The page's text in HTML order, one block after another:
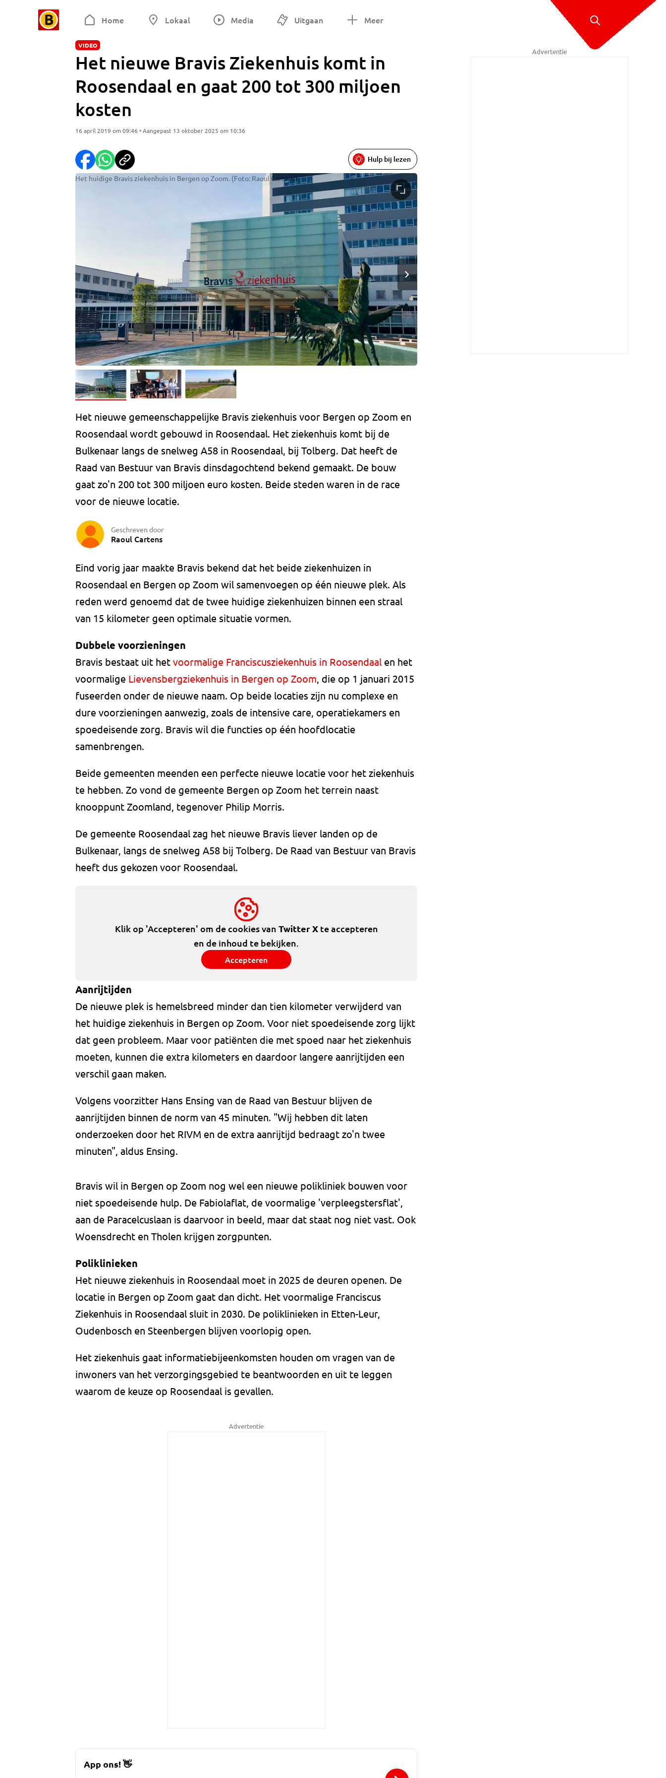
Home Lokaal Media Uitgaan Meer
VIDEO
Het nieuwe Bravis Ziekenhuis komt in
Roosendaal en gaat 200 tot 300 miljoen
kosten
16 april 2019 om 09:46 • Aangepast 13 oktober 2025 om 10:36
Het huidige Bravis ziekenhuis in Bergen op Zoom. (Foto: Raoul Cartens)
Hulp bij lezen
Het nieuwe gemeenschappelijke Bravis ziekenhuis voor Bergen op Zoom en
Roosendaal wordt gebouwd in Roosendaal. Het ziekenhuis komt bij de
Bulkenaar langs de snelweg A58 in Roosendaal, bij Tolberg. Dat heeft de
Raad van Bestuur van Bravis dinsdagochtend bekend gemaakt. De bouw
gaat zo'n 200 tot 300 miljoen euro kosten. Beide steden waren in de race
voor de nieuwe locatie.
Geschreven door
Raoul Cartens
Eind vorig jaar maakte Bravis bekend dat het beide ziekenhuizen in
Roosendaal en Bergen op Zoom wil samenvoegen op één nieuwe plek. Als
reden werd genoemd dat de twee huidige ziekenhuizen binnen een straal
van 15 kilometer geen optimale situatie vormen.
Dubbele voorzieningen
Bravis bestaat uit het voormalige Franciscusziekenhuis in Roosendaal en het
voormalige Lievensbergziekenhuis in Bergen op Zoom, die op 1 januari 2015
fuseerden onder de nieuwe naam. Op beide locaties zijn nu complexe en
dure voorzieningen aanwezig, zoals de intensive care, operatiekamers en
spoedeisende zorg. Bravis wil die functies op één hoofdlocatie
samenbrengen.
Beide gemeenten meenden een perfecte nieuwe locatie voor het ziekenhuis
te hebben. Zo vond de gemeente Bergen op Zoom het terrein naast
knooppunt Zoomland, tegenover Philip Morris.
De gemeente Roosendaal zag het nieuwe Bravis liever landen op de
Bulkenaar, langs de snelweg A58 bij Tolberg. De Raad van Bestuur van Bravis
heeft dus gekozen voor Roosendaal.
Klik op 'Accepteren' om de cookies van Twitter Xte accepteren
en de inhoud te bekijken.
Accepteren
Aanrijtijden
De nieuwe plek is hemelsbreed minder dan tien kilometer verwijderd van
het huidige ziekenhuis in Bergen op Zoom. Voor niet spoedeisende zorg lijkt
dat geen probleem. Maar voor patiënten die met spoed naar het ziekenhuis
moeten, kunnen die extra kilometers en daardoor langere aanrijtijden een
verschil gaan maken.
Volgens voorzitter Hans Ensing van de Raad van Bestuur blijven de
aanrijtijden binnen de norm van 45 minuten. "Wij hebben dit laten
onderzoeken door het RIVM en de extra aanrijtijd bedraagt zo'n twee
minuten", aldus Ensing.
Bravis wil in Bergen op Zoom nog wel een nieuwe polikliniek bouwen voor
niet spoedeisende hulp. De Fabiolaflat, de voormalige 'verpleegstersflat',
aan de Paracelcuslaan is daarvoor in beeld, maar dat staat nog niet vast. Ook
Woensdrecht en Tholen krijgen zorgpunten.
Poliklinieken
Het nieuwe ziekenhuis in Roosendaal moet in 2025 de deuren openen. De
locatie in Bergen op Zoom gaat dan dicht. Het voormalige Franciscus
Ziekenhuis in Roosendaal sluit in 2030. De poliklinieken in Etten-Leur,
Oudenbosch en Steenbergen blijven voorlopig open.
Het ziekenhuis gaat informatiebijeenkomsten houden om vragen van de
inwoners van het verzorgingsgebied te beantwoorden en uit te leggen
waarom de keuze op Roosendaal is gevallen.
Advertentie
Advertentie
App ons!👋